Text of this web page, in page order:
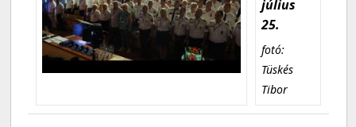
július
25.
fotó:
Tüskés
Tibor